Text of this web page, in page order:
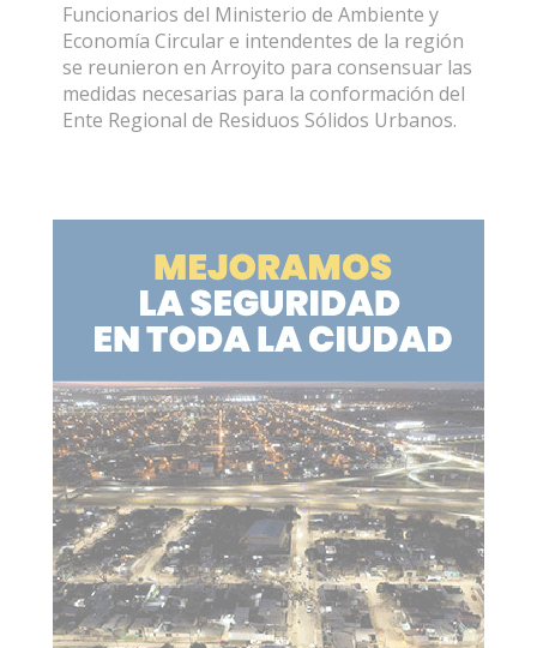
Funcionarios del Ministerio de Ambiente y
Economía Circular e intendentes de la región
se reunieron en Arroyito para consensuar las
medidas necesarias para la conformación del
Ente Regional de Residuos Sólidos Urbanos.